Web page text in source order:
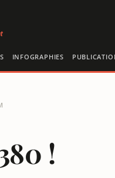
INFOGRAPHIES
!